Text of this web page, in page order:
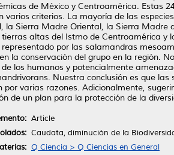
de México y Centroamérica. Estas
varios criterios. La mayoría de las
la Sierra Madre Oriental, la Sierra Madre
altas del Istmo de Centroamérica
representado por las salamandras
la conservación del grupo en la región.
los humanos y potencialmente
Nuestra conclusión es que
por varias razones. Adicionalmente,
de un plan para la protección de la
Article
Caudata, diminución de la
Q Ciencia > Q Ciencias en General